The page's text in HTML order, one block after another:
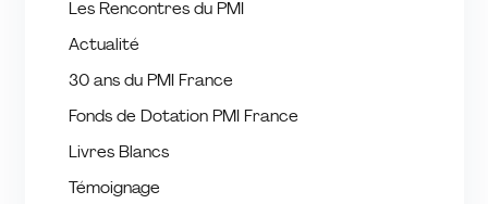
Les Rencontres du PMI
Actualité
30 ans du PMI France
Fonds de Dotation PMI France
Livres Blancs
Témoignage